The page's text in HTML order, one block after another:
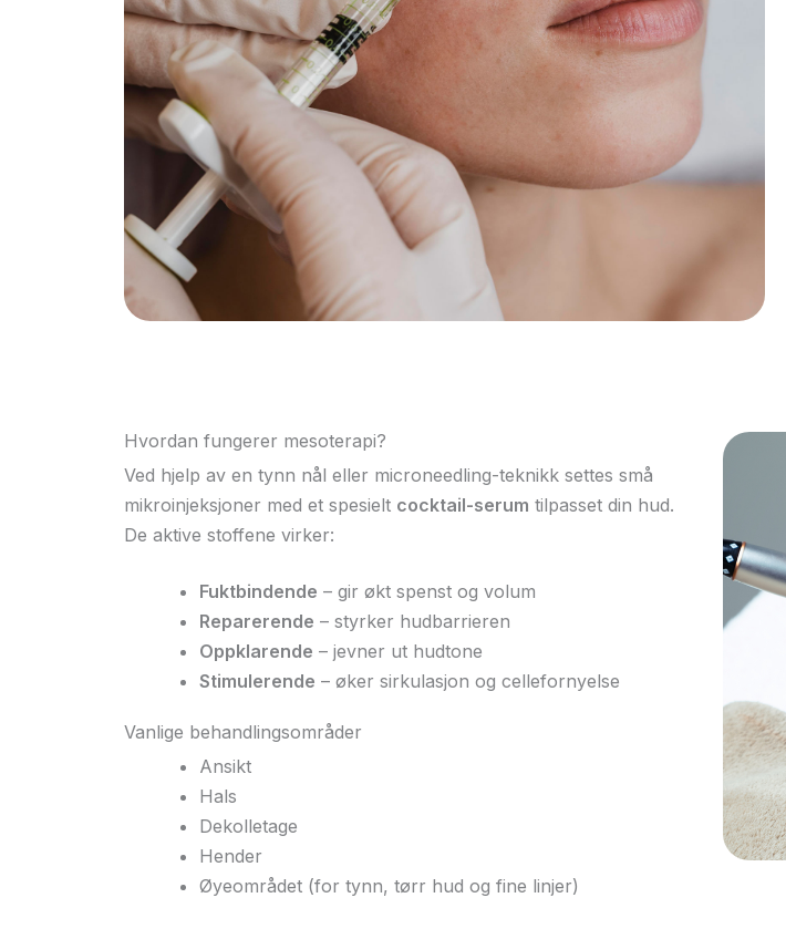
Hvordan fungerer mesoterapi?
Ved hjelp av en tynn nål eller microneedling-teknikk settes små
mikroinjeksjoner med et spesielt cocktail-serum tilpasset din hud.
De aktive stoffene virker:
Fuktbindende – gir økt spenst og volum
Reparerende – styrker hudbarrieren
Oppklarende – jevner ut hudtone
Stimulerende – øker sirkulasjon og cellefornyelse
Vanlige behandlingsområder
Ansikt
Hals
Dekolletage
Hender
Øyeområdet (for tynn, tørr hud og fine linjer)